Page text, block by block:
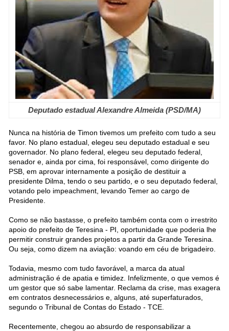
Deputado estadual Alexandre Almeida (PSD/MA)
Nunca na história de Timon tivemos um prefeito com tudo a seu
favor. No plano estadual, elegeu seu deputado estadual e seu
governador. No plano federal, elegeu seu deputado federal,
senador e, ainda por cima, foi responsável, como dirigente do
PSB, em aprovar internamente a posição de destituir a
presidente Dilma, tendo o seu partido, e o seu deputado federal,
votando pelo impeachment, levando Temer ao cargo de
Presidente.
Como se não bastasse, o prefeito também conta com o irrestrito
apoio do prefeito de Teresina - PI, oportunidade que poderia lhe
permitir construir grandes projetos a partir da Grande Teresina.
Ou seja, como dizem na aviação: voando em céu de brigadeiro.
Todavia, mesmo com tudo favorável, a marca da atual
administração é de apatia e timidez. Infelizmente, o que vemos é
um gestor que só sabe lamentar. Reclama da crise, mas exagera
em contratos desnecessários e, alguns, até superfaturados,
segundo o Tribunal de Contas do Estado - TCE.
Recentemente, chegou ao absurdo de responsabilizar a